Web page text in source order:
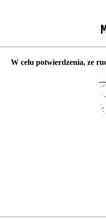
W celu potwierdzenia, ze